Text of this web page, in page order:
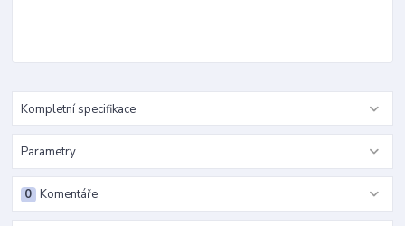
Kompletní specifikace
Parametry
Komentáře
0